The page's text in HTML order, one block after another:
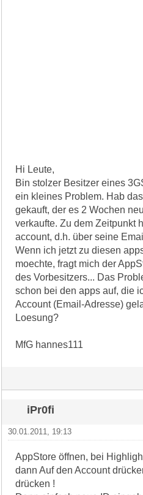
Hi Leute,
Bin stolzer Besitzer eines
ein kleines Problem. Hab
gekauft, der es 2 Wochen
verkaufte. Zu dem Zeitpunkt
account, d.h. über seine
Wenn ich jetzt zu diesen
moechte, fragt mich der
des Vorbesitzers... Das
schon bei den apps auf, die
Account (Email-Adresse)
Loesung?
MfG hannes111
iPr0fi
30.01.2011, 19:13
AppStore öffnen, bei
dann Auf den Account
drücken !